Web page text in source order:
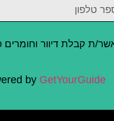
ת קבלת דיוור וחומרים
by GetYourGuide